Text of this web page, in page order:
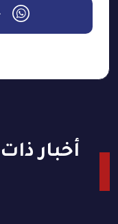
أخبار